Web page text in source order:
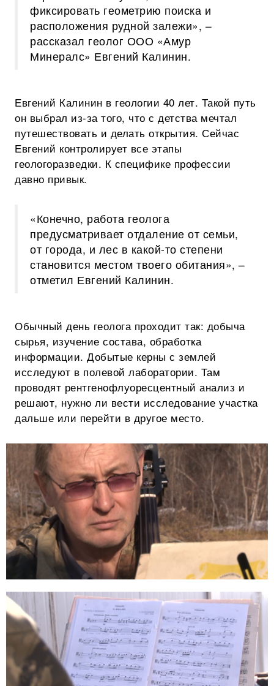
фиксировать геометрию поиска и
расположения рудной залежи», –
рассказал геолог ООО «Амур
Минералс» Евгений Калинин.
Евгений Калинин в геологии 40 лет. Такой путь
он выбрал из-за того, что с детства мечтал
путешествовать и делать открытия. Сейчас
Евгений контролирует все этапы
геологоразведки. К специфике профессии
давно привык.
«Конечно, работа геолога
предусматривает отдаление от семьи,
от города, и лес в какой-то степени
становится местом твоего обитания», –
отметил Евгений Калинин.
Обычный день геолога проходит так: добыча
сырья, изучение состава, обработка
информации. Добытые керны с землей
исследуют в полевой лаборатории. Там
проводят рентгенофлуоресцентный анализ и
решают, нужно ли вести исследование участка
дальше или перейти в другое место.